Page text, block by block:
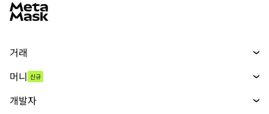
거래
무기한 선물
머니 신규
개발자